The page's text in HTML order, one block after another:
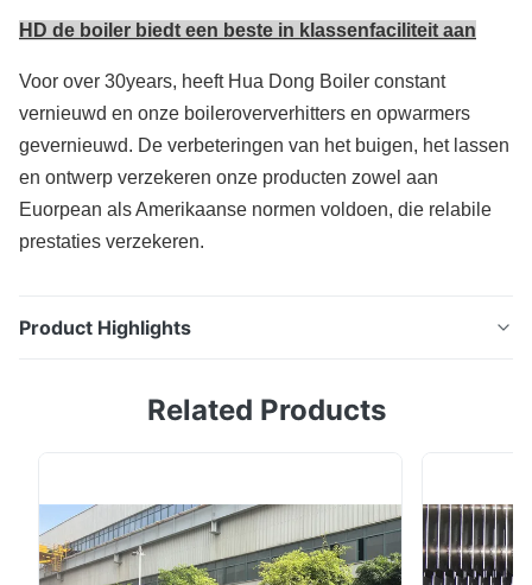
HD de boiler biedt een beste in klassenfaciliteit aan
Voor over 30years, heeft Hua Dong Boiler constant
vernieuwd en onze boileroververhitters en opwarmers
gevernieuwd. De verbeteringen van het buigen, het lassen
en ontwerp verzekeren onze producten zowel aan
Euorpean als Amerikaanse normen voldoen, die relabile
prestaties verzekeren.
Product Highlights
het Roestvrije staal Anticorrossion om Industrieel aan
aan de oververhitter door de boiler verwarmt. Het
wordt ook genoemd de oververhitter.De ...
Related Products